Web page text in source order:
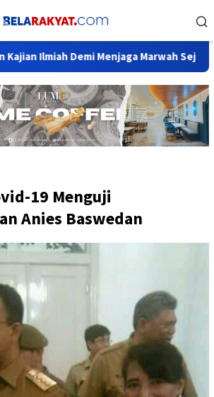
Menjaga Marwah Sejarah Nusantara
19 Menguji
Anies Baswedan